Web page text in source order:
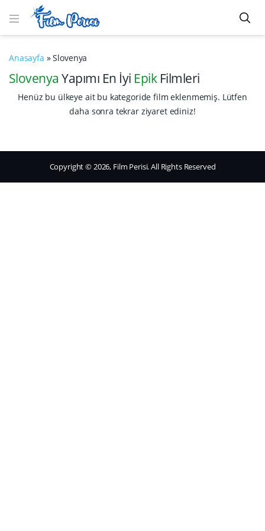
Anasayfa »Slovenya
Slovenya Yapımı En İyi Epik Filmleri
Henüz bu ülkeye ait bu kategoride film eklenmemiş. Lütfen
daha sonra tekrar ziyaret ediniz!
Copyright © 2026, Film Perisi. All Rights Reserved